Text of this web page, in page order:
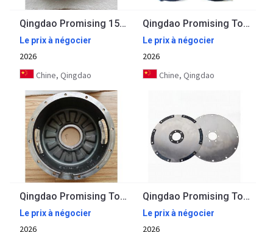
Qingdao Promising 15F Gearbox Valve for China Loader
Le prix à négocier
2026
Chine, Qingdao
Qingdao Promising Torque Converter End Cover for China Loader
Le prix à négocier
2026
Chine, Qingdao
Qingdao Promising Torque Converter Housing for Loader Spare Parts
Le prix à négocier
2026
Qingdao Promising Torque Converter Connecting Plate for China Loaders
Le prix à négocier
2026